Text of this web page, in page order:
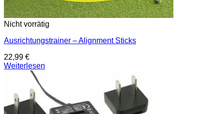
Nicht vorrätig
Ausrichtungstrainer – Alignment Sticks
22,99 €
Weiterlesen